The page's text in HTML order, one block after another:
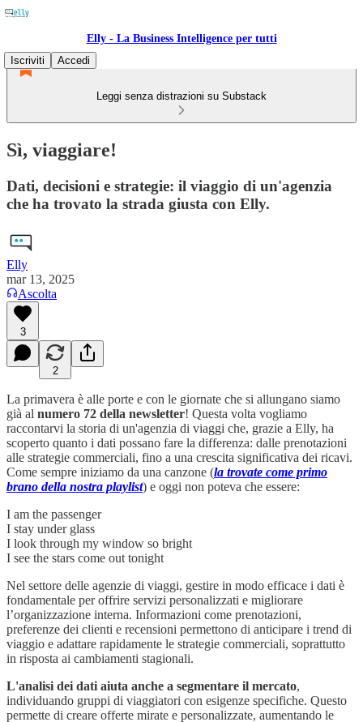
Elly - La Business Intelligence per tutti
Iscriviti
Accedi
Leggi senza distrazioni su Substack
Sì, viaggiare!
Dati, decisioni e strategie: il viaggio di un'agenzia
che ha trovato la strada giusta con Elly.
Elly
mar 13, 2025
Ascolta
3
2
La primavera è alle porte e con le giornate che si allungano siamo
già al numero 72 della newsletter! Questa volta vogliamo
raccontarvi la storia di un'agenzia di viaggi che, grazie a Elly, ha
scoperto quanto i dati possano fare la differenza: dalle prenotazioni
alle strategie commerciali, fino a una crescita significativa dei ricavi.
Come sempre iniziamo da una canzone (la trovate come primo
brano della nostra playlist) e oggi non poteva che essere:
I am the passenger
I stay under glass
I look through my window so bright
I see the stars come out tonight
Nel settore delle agenzie di viaggi, gestire in modo efficace i dati è
fondamentale per offrire servizi personalizzati e migliorare
l’organizzazione interna. Informazioni come prenotazioni,
preferenze dei clienti e recensioni permettono di anticipare i trend di
viaggio e adattare rapidamente le strategie commerciali, soprattutto
in risposta ai cambiamenti stagionali.
L'analisi dei dati aiuta anche a segmentare il mercato,
individuando gruppi di viaggiatori con esigenze specifiche. Questo
permette di creare offerte mirate e personalizzate, aumentando le